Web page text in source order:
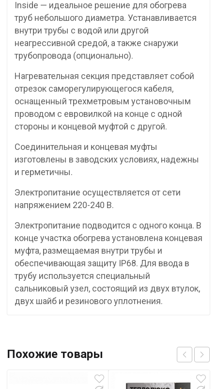
Inside — идеальное решение для обогрева
труб небольшого диаметра. Устанавливается
внутри трубы с водой или другой
неагрессивной средой, а также снаружи
трубопровода (опционально).
Нагревательная секция представляет собой
отрезок саморегулирующегося кабеля,
оснащенный трехметровым установочным
проводом с евровилкой на конце с одной
стороны и концевой муфтой с другой.
Соединительная и концевая муфты
изготовлены в заводских условиях, надежны
и герметичны.
Электропитание осуществляется от сети
напряжением 220-240 В.
Электропитание подводится с одного конца. В
конце участка обогрева установлена концевая
муфта, размещаемая внутри трубы и
обеспечивающая защиту IP68. Для ввода в
трубу используется специальный
cальниковый узел, состоящий из двух втулок,
двух шайб и резинового уплотнения.
Похожие товары